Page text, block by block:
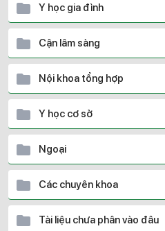
Y học gia đình
Cận lâm sàng
Nội khoa tổng hợp
Y học cơ sở
Ngoại
Các chuyên khoa
Tài liệu chưa phân vào đâu